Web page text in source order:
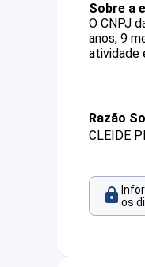
Sobre a
O CNPJ
anos, 9
atividade
Razão
CLEIDE
os